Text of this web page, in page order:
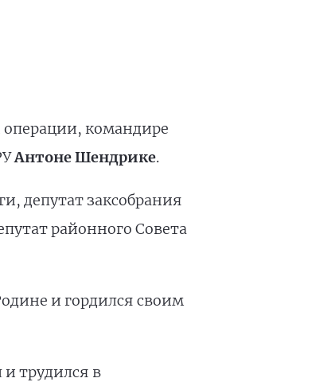
командире
Антоне Шендрике.
депутат заксобрания
районного Совета
и гордился своим
трудился в